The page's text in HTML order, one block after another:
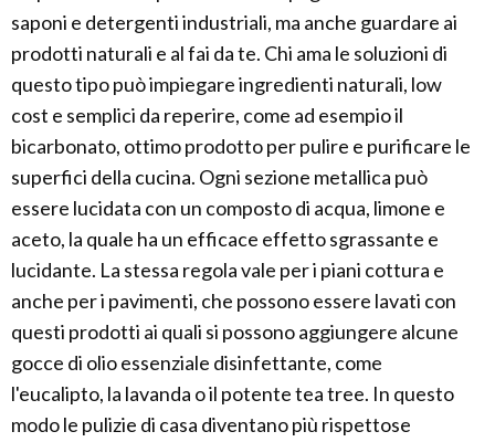
saponi e detergenti industriali, ma anche guardare ai
prodotti naturali e al fai da te. Chi ama le soluzioni di
questo tipo può impiegare ingredienti naturali, low
cost e semplici da reperire, come ad esempio il
bicarbonato, ottimo prodotto per pulire e purificare le
superfici della cucina. Ogni sezione metallica può
essere lucidata con un composto di acqua, limone e
aceto, la quale ha un efficace effetto sgrassante e
lucidante. La stessa regola vale per i piani cottura e
anche per i pavimenti, che possono essere lavati con
questi prodotti ai quali si possono aggiungere alcune
gocce di olio essenziale disinfettante, come
l'eucalipto, la lavanda o il potente tea tree. In questo
modo le pulizie di casa diventano più rispettose